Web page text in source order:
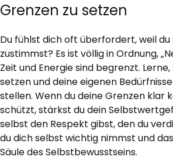
Grenzen zu setzen
Du fühlst dich oft überfordert, weil
zustimmst? Es ist völlig in Ordnung,
Zeit und Energie sind begrenzt.
setzen und deine eigenen
stellen. Wenn du deine Grenzen klar
schützt, stärkst du dein
selbst den Respekt gibst, den du
du dich selbst wichtig nimmst und
Säule des Selbstbewusstseins.